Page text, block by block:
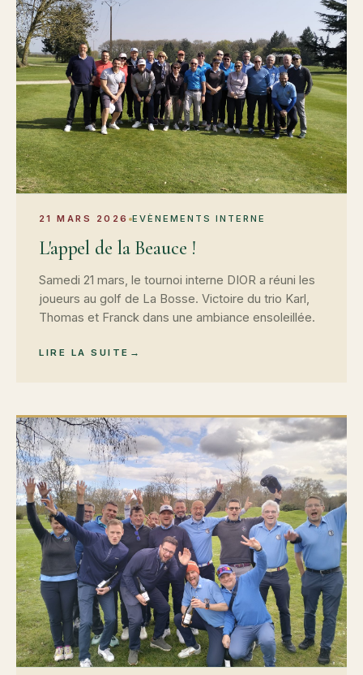
21 MARS 2026 EVÈNEMENTS INTERNE
L'appel de la Beauce !
Samedi 21 mars, le tournoi interne DIOR a réuni les
joueurs au golf de La Bosse. Victoire du trio Karl,
Thomas et Franck dans une ambiance ensoleillée.
LIRE LA SUITE